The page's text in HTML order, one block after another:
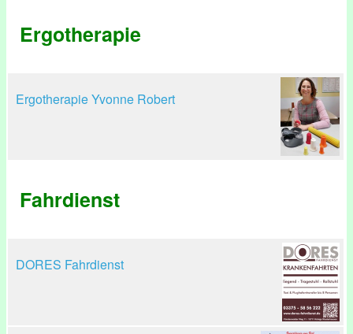
Ergotherapie
Ergotherapie Yvonne Robert
Fahrdienst
DORES Fahrdienst